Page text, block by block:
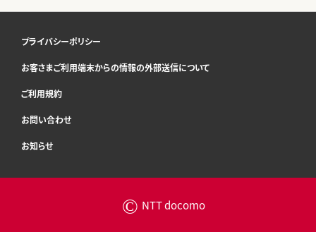
プライバシーポリシー
お客さまご利用端末からの情報の外部送信について
ご利用規約
お問い合わせ
お知らせ
© NTT docomo